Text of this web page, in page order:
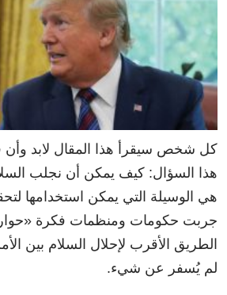
كل شخص سيقرأ هذا المقال لابد وأن
هذا السؤال: كيف يمكن أن نجلب
هي الوسيلة التي يمكن استخدامها
جربت حكومات ومنظمات فكرة «حوار
الطريق الأقرب لإحلال السلام بين
لم يُسفر عن شيء.